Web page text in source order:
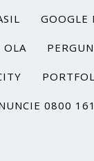
GOOGLE
OLA
0800